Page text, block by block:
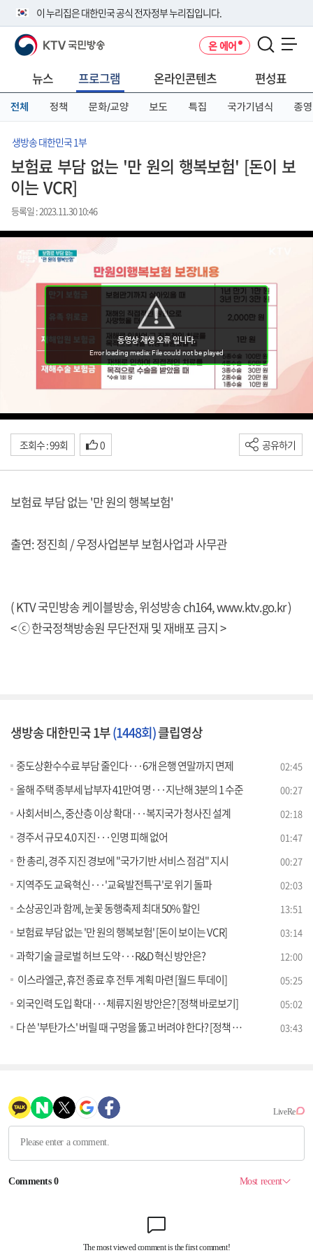
이 누리집은 대한민국 공식 전자정부 누리집입니다.
공식 누리집 주소 확인하기
니다.
이밖에 or.kr 또는 .kr등 다른 도메인 주소를 사용하고 있다면 아래 URL에
서 도메인 주소를 확인해 보세요
KTV 국민방송 온 에어
뉴스 프로그램 온라인콘텐츠 편성표
전체 정책 문화/교양 보도 특집 국가기념식 종영
생방송 대한민국 1부
보험료 부담 없는 '만 원의 행복보험' [돈이 보
이는 VCR]
등록일 : 2023.11.30 10:46
조회수 : 99회 0 공유하기
보험료 부담 없는 '만 원의 행복보험'
출연: 정진희 / 우정사업본부 보험사업과 사무관
( KTV 국민방송 케이블방송, 위성방송 ch164,www.ktv.go.kr)
< ⓒ 한국정책방송원 무단전재 및 재배포 금지 >
생방송 대한민국 1부(1448회)클립영상
중도상환수수료 부담 줄인다···6개 은행 연말까지 면제 02:45
올해 주택 종부세 납부자 41만여 명···지난해 3분의 1 수준 00:27
사회서비스, 중산층 이상 확대···복지국가 청사진 설계 02:18
경주서 규모 4.0 지진···인명 피해 없어 01:47
한 총리, 경주 지진 경보에 "국가기반 서비스 점검" 지시 00:27
지역주도 교육혁신···'교육발전특구'로 위기 돌파 02:03
소상공인과 함께, 눈꽃 동행축제 최대 50% 할인 13:51
보험료 부담 없는 '만 원의 행복보험' [돈이 보이는 VCR] 03:14
과학기술 글로벌 허브 도약···R&D 혁신 방안은? 12:00
이스라엘군, 휴전 종료 후 전투 계획 마련 [월드 투데이] 05:25
외국인력 도입 확대···체류지원 방안은? [정책 바로보기] 05:02
다 쓴 '부탄가스' 버릴 때 구멍을 뚫고 버려야 한다? [정책 바로보기] 03:43